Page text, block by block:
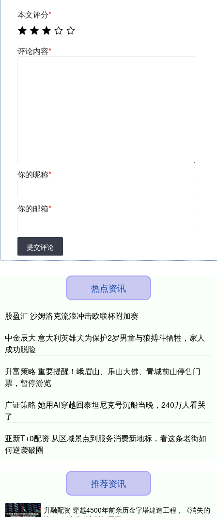
本文评分*
评论内容*
你的昵称*
你的邮箱*
提交评论
热点资讯
股盈汇 沙姆洛克流浪冲击欧联杯附加赛
中金辰大 意大利英雄犬为保护2岁男童与狼搏斗牺牲，家人
成功脱险
升富策略 重要提醒！峨眉山、乐山大佛、青城前山停售门
票，暂停游览
广证策略 她用AI穿越回泰坦尼克号沉船当晚，240万人看哭
了
亚新T+0配资 从区域景点到服务消费新地标，看这条老街如
何逆袭破圈
推荐资讯
升融配资 穿越4500年前亲历金字塔建造工程，《消失的